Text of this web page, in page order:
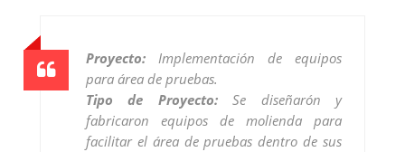
Proyecto: Implementación de equipos
para área de pruebas.
Tipo de Proyecto:Se diseñarón y
fabricaron equipos de molienda para
facilitar el área de pruebas dentro de sus